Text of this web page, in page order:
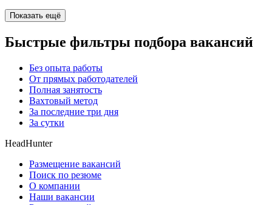
Показать ещё
Быстрые фильтры подбора вакансий
Без опыта работы
От прямых работодателей
Полная занятость
Вахтовый метод
За последние три дня
За сутки
HeadHunter
Размещение вакансий
Поиск по резюме
О компании
Наши вакансии